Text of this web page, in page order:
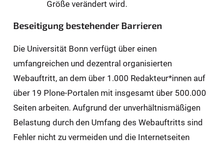
Größe verändert wird.
Beseitigung bestehender Barrieren
Die Universität Bonn verfügt über einen
umfangreichen und dezentral organisierten
Webauftritt, an dem über 1.000 Redakteur*innen auf
über 19 Plone-Portalen mit insgesamt über 500.000
Seiten arbeiten. Aufgrund der unverhältnismäßigen
Belastung durch den Umfang des Webauftritts sind
Fehler nicht zu vermeiden und die Internetseiten